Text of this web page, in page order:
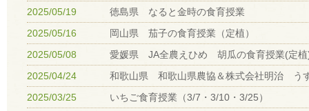
2025/05/19
徳島県 なると金時の食育授業
2025/05/16
岡山県 茄子の食育授業（定植）
2025/05/08
愛媛県 JA全農えひめ 胡瓜の食育授業(定
2025/04/24
和歌山県 和歌山県農協＆株式会社明治 う
2025/03/25
いちご食育授業（3/7・3/10・3/25）